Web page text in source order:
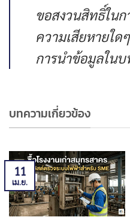
ขอสงวนสิทธิ์ใน
ความเสียหายใด
การนำข้อมูลใน
บทความเกี่ยวข้อง
11
เม.ย.